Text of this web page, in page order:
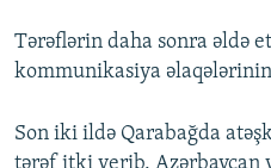
Tərəflərin daha sonra əldə
kommunikasiya əlaqələrinin
Son iki ildə Qarabağda